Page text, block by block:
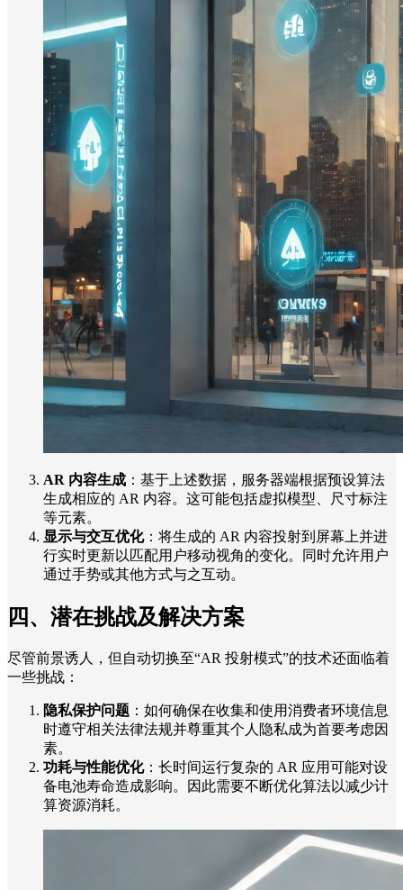
AR 内容生成 ：基于上述数据，服务器端根据预设算法
生成相应的 AR 内容。这可能包括虚拟模型、尺寸标注
等元素。
显示与交互优化：将生成的 AR 内容投射到屏幕上并进
行实时更新以匹配用户移动视角的变化。同时允许用户
通过手势或其他方式与之互动。
四、潜在挑战及解决方案
尽管前景诱人，但自动切换至“AR 投射模式”的技术还面临着
一些挑战：
隐私保护问题 ：如何确保在收集和使用消费者环境信息
时遵守相关法律法规并尊重其个人隐私成为首要考虑因
素。
功耗与性能优化：长时间运行复杂的 AR 应用可能对设
备电池寿命造成影响。因此需要不断优化算法以减少计
算资源消耗。